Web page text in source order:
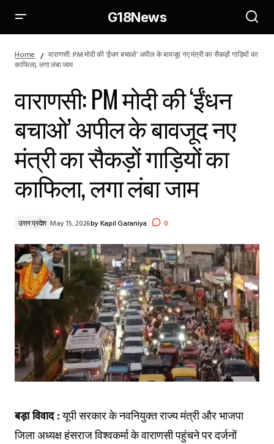
G18News
गाड़ियों का काफिला, लगा लंबा जाम
Home
वाराणसी: PM मोदी की ‘ईंधन बचाओ’ अपील के बावजूद नए मंत्री का सैकड़ों गाड़ियों का
काफिला, लगा लंबा जाम
वाराणसी: PM मोदी की ‘ईंधन
बचाओ’ अपील के बावजूद नए
मंत्री का सैकड़ों गाड़ियों का
काफिला, लगा लंबा जाम
उत्तर प्रदेश May 15, 2026byKapil Garaniya 0
बड़ा विवाद :यूपी सरकार के नवनियुक्त राज्य मंत्री और भाजपा
जिला अध्यक्ष हंसराज विश्वकर्मा के वाराणसी पहुंचने पर दर्जनों